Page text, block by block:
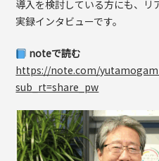
導入を検討している方にも、リ
実録インタビューです。
noteで読む
https://note.com/
sub_rt=share_pw